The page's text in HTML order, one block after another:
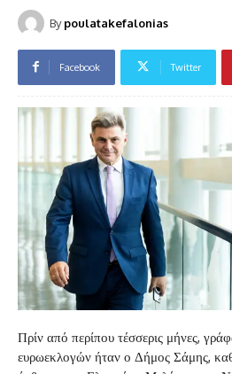
By poulatakefalonias
Facebook Twitter
Πρίν από περίπου τέσσερις μήνες,
ευρωεκλογών ήταν ο Δήμος Σάμης,